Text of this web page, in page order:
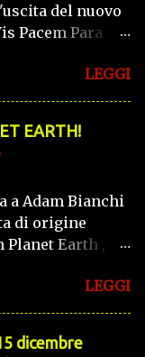
del nuovo
Pacem Para
conterrà 13
dalla stessa
LEGGI
EARTH!
a Adam Bianchi
di origine
Planet Earth ,
dalle sonorità
Ciao Adam,
Adam : Ciao
chiama Stuck
LEGGI
dicembre